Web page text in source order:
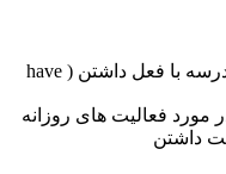
سوال و جواب در قالب دروس مدرسه با فعل داشتن ( have
فعالیت های روزانه
داشتن